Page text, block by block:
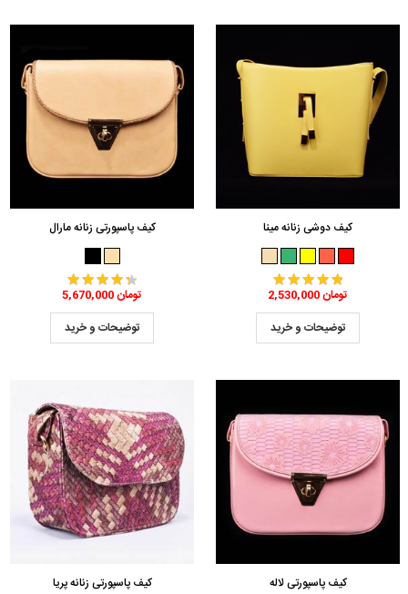
کیف دوشی زنانه مینا
2,530,000 تومان
توضیحات و خرید
کیف پاسپورتی زنانه مارال
5,670,000 تومان
توضیحات و خرید
کیف پاسپورتی لاله کیف پاسپورتی زنانه پریا